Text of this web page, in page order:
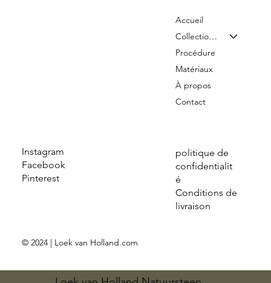
Instagram
Facebook
Pinterest
politique de
confidentialit
é
Conditions de
livraison
Accueil
Collection & Tarifs
Procédure
Matériaux
À propos
Contact
© 2024 | Loek van Holland.com